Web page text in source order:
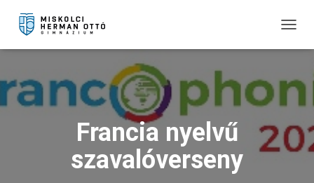
O
L
A
V
I
Francia nyelvű
szavalóverseny